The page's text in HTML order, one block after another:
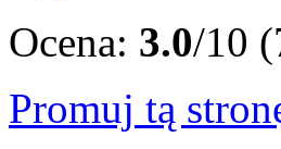
Ocena: 3.0/10
Promuj tą